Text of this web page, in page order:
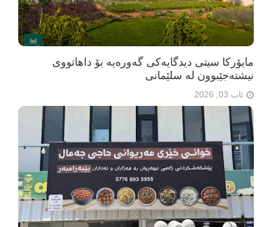
مایۆرکا سیتی دیدگایەکی گەورەیە بۆ داهاتووی
نیشتەجێبوون لە سلێمانی
ئاب 03, 2026